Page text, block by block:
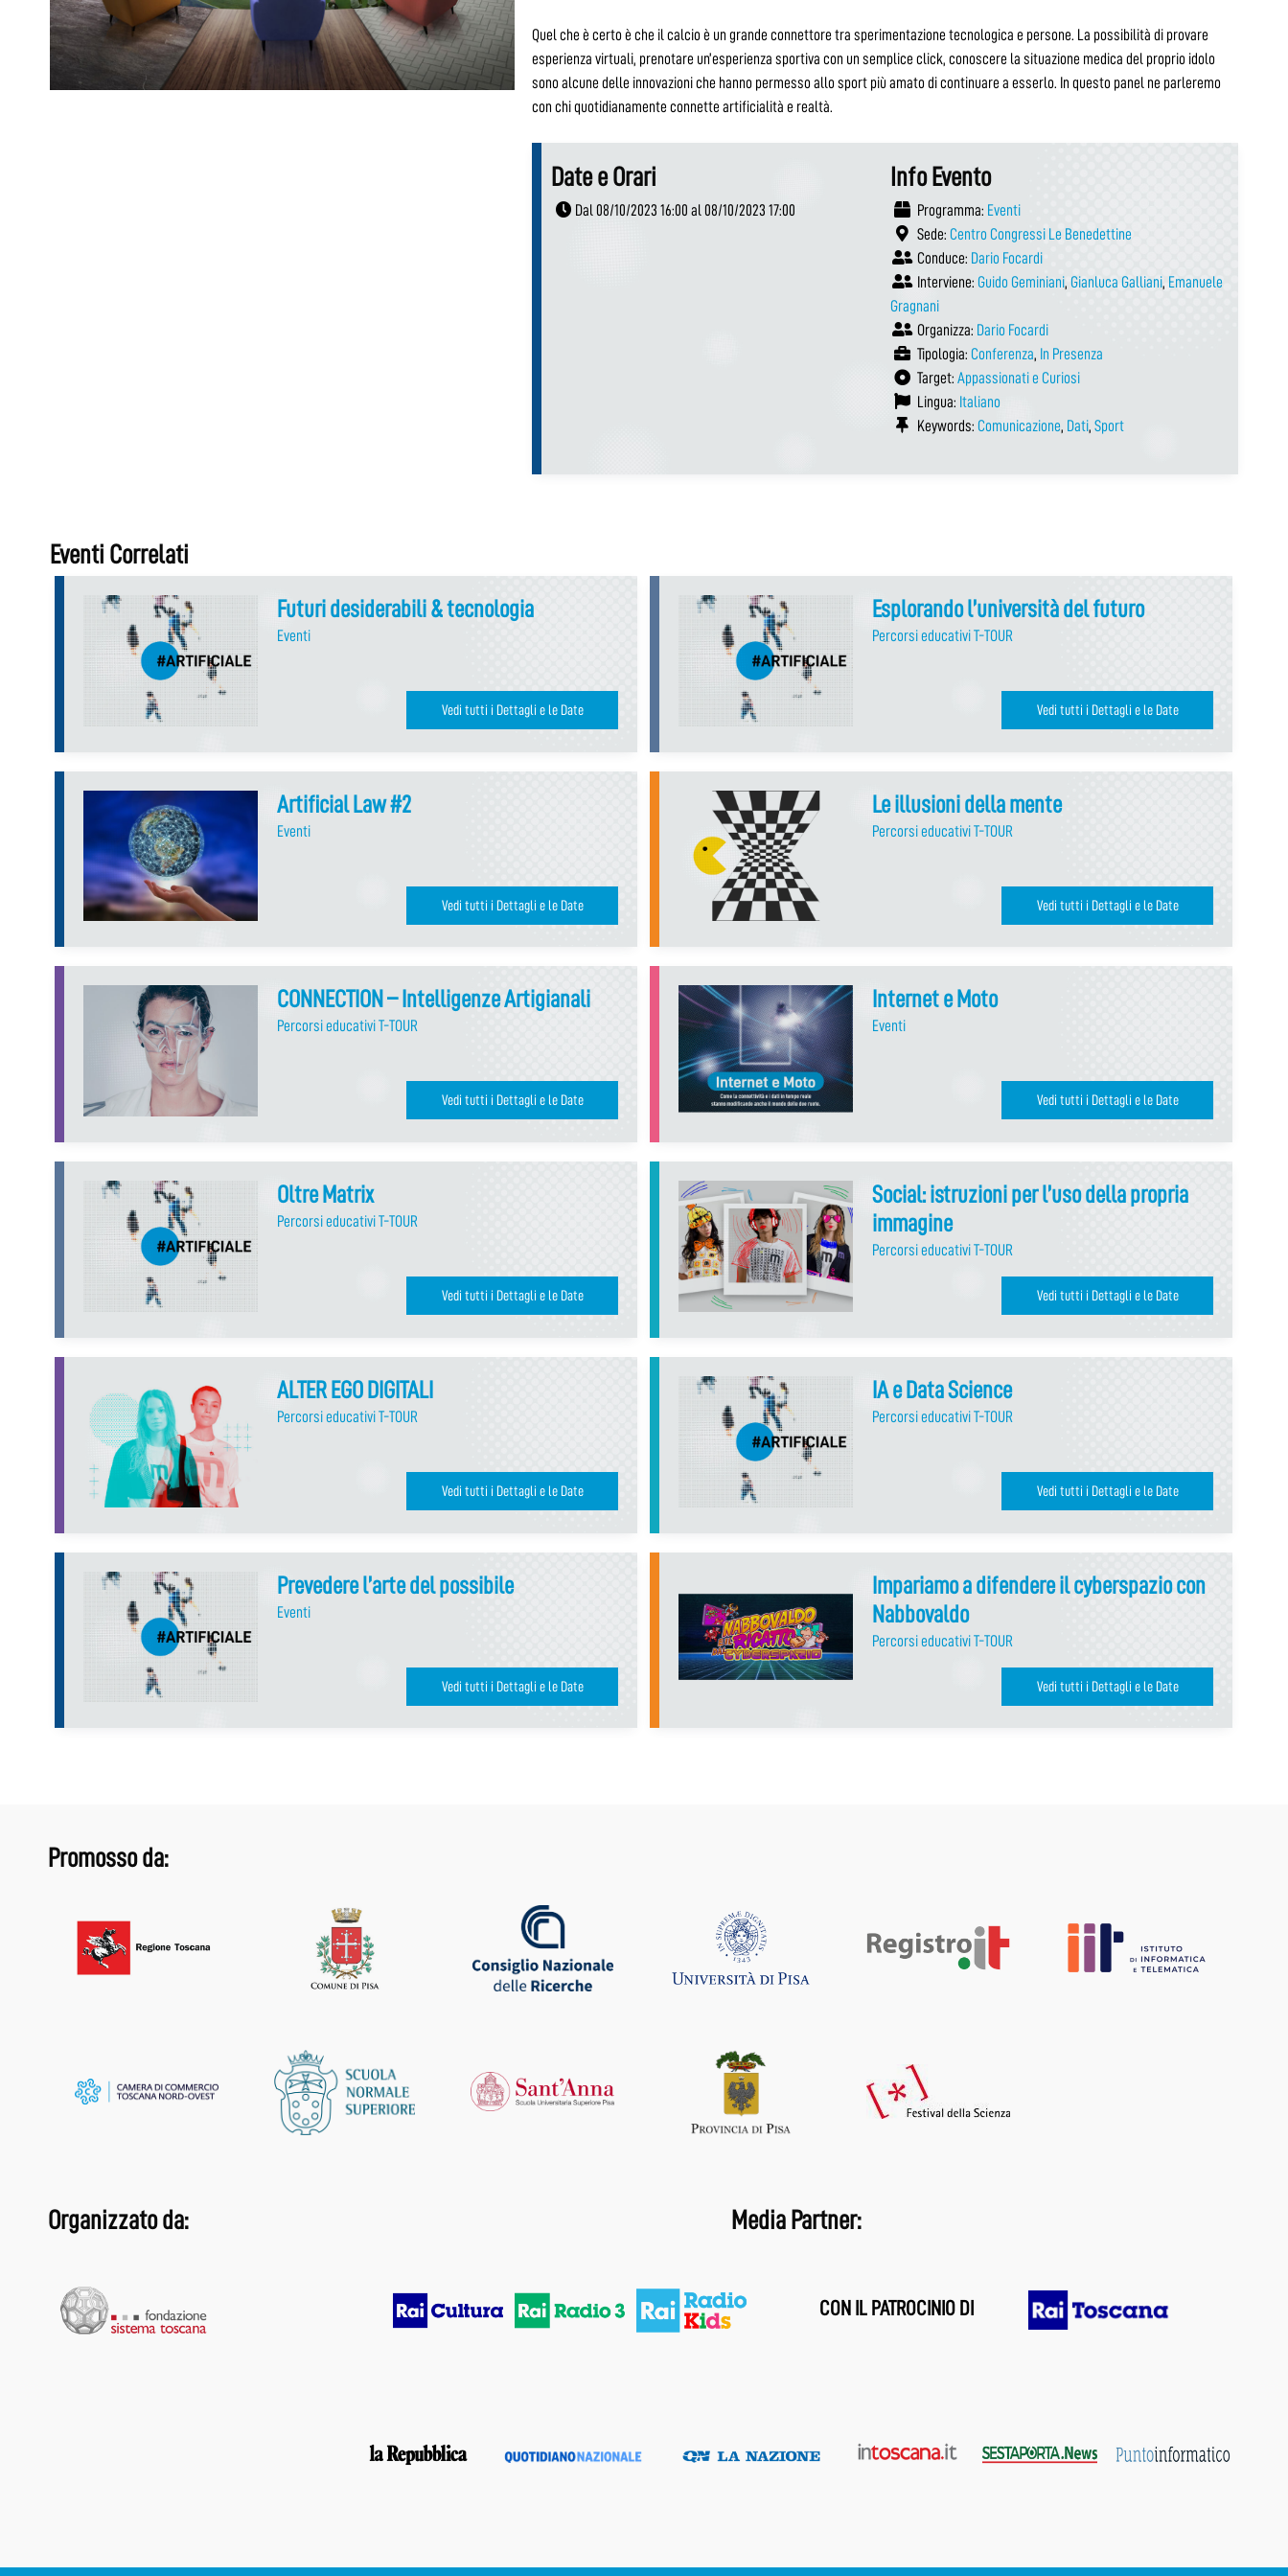
Quel che è certo è che il calcio è un grande connettore tra sperimentazione tecnologica e persone. La possibilità di provare
esperienza virtuali, prenotare un’esperienza sportiva con un semplice click, conoscere la situazione medica del proprio idolo
sono alcune delle innovazioni che hanno permesso allo sport più amato di continuare a esserlo. In questo panel ne parleremo
con chi quotidianamente connette artificialità e realtà.
Date e Orari
Dal 08/10/2023 16:00 al 08/10/2023 17:00
Info Evento
Programma: Eventi
Sede: Centro Congressi Le Benedettine
Conduce: Dario Focardi
Interviene: Guido Geminiani, Gianluca Galliani, Emanuele
Gragnani
Organizza: Dario Focardi
Tipologia: Conferenza, In Presenza
Target: Appassionati e Curiosi
Lingua: Italiano
Keywords: Comunicazione, Dati, Sport
Eventi Correlati
Futuri desiderabili & tecnologia
Eventi
Vedi tutti i Dettagli e le Date
Esplorando l’università del futuro
Percorsi educativi T-TOUR
Vedi tutti i Dettagli e le Date
Artificial Law #2
Eventi
Vedi tutti i Dettagli e le Date
Le illusioni della mente
Percorsi educativi T-TOUR
Vedi tutti i Dettagli e le Date
CONNECTION – Intelligenze Artigianali
Percorsi educativi T-TOUR
Vedi tutti i Dettagli e le Date
Internet e Moto
Eventi
Vedi tutti i Dettagli e le Date
Oltre Matrix
Percorsi educativi T-TOUR
Vedi tutti i Dettagli e le Date
Social: istruzioni per l’uso della propria
immagine
Percorsi educativi T-TOUR
Vedi tutti i Dettagli e le Date
ALTER EGO DIGITALI
Percorsi educativi T-TOUR
Vedi tutti i Dettagli e le Date
IA e Data Science
Percorsi educativi T-TOUR
Vedi tutti i Dettagli e le Date
Prevedere l’arte del possibile
Eventi
Vedi tutti i Dettagli e le Date
Impariamo a difendere il cyberspazio con
Nabbovaldo
Percorsi educativi T-TOUR
Vedi tutti i Dettagli e le Date
Promosso da:
Organizzato da: Media Partner:
CON IL PATROCINIO DI